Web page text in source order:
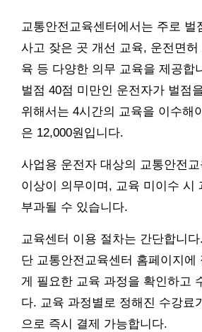
교통안전교육센터에서는 주로 벌
사고 잦은 곳 개선 교육, 운전면
육 등 다양한 의무 교육을 제공합
벌점 40점 미만인 운전자가 벌점
위해서는 4시간의 교육을 이수해
은 12,000원입니다.
사업용 운전자 대상의 교통안전
이상이 의무이며, 교육 미이수 시
부과될 수 있습니다.
교육센터 이용 절차는 간단합니
단 교통안전교육센터 홈페이지에
게 필요한 교육 과정을 확인하고
다. 교육 과정별로 정해진 수강료
으로 즉시 결제 가능합니다.